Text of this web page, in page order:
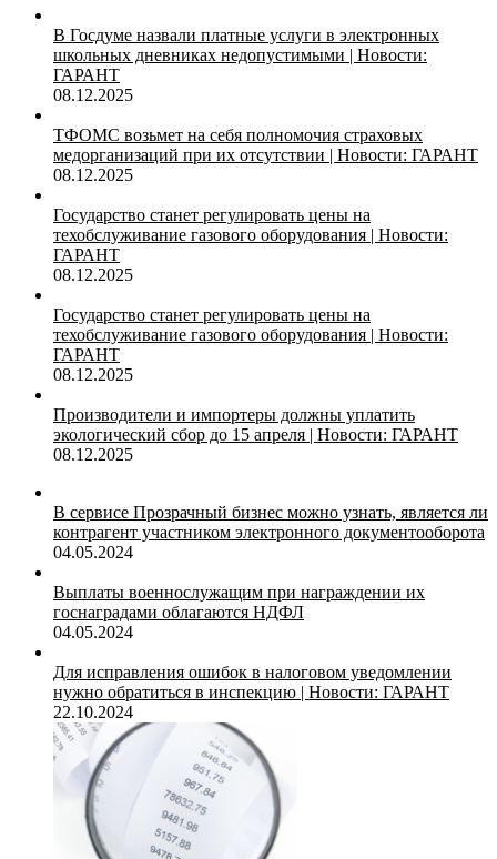
В Госдуме назвали платные услуги в электронных
школьных дневниках недопустимыми | Новости:
ГАРАНТ
08.12.2025
ТФОМС возьмет на себя полномочия страховых
медорганизаций при их отсутствии | Новости: ГАРАНТ
08.12.2025
Государство станет регулировать цены на
техобслуживание газового оборудования | Новости:
ГАРАНТ
08.12.2025
Государство станет регулировать цены на
техобслуживание газового оборудования | Новости:
ГАРАНТ
08.12.2025
Производители и импортеры должны уплатить
экологический сбор до 15 апреля | Новости: ГАРАНТ
08.12.2025
В сервисе Прозрачный бизнес можно узнать, является ли
контрагент участником электронного документооборота
04.05.2024
Выплаты военнослужащим при награждении их
госнаградами облагаются НДФЛ
04.05.2024
Для исправления ошибок в налоговом уведомлении
нужно обратиться в инспекцию | Новости: ГАРАНТ
22.10.2024